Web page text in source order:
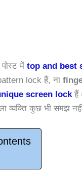
में top and best
lock हैं, ना
screen lock हैं
व्यक्ति कुछ भी समझ